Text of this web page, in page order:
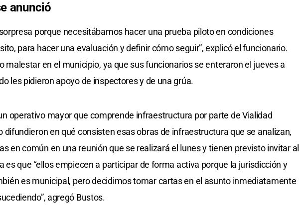
anunció
porque necesitábamos hacer una prueba piloto en condiciones
para hacer una evaluación y definir cómo seguir”, explicó el funcionario.
malestar en el municipio, ya que sus funcionarios se enteraron el jueves a
les pidieron apoyo de inspectores y de una grúa.
operativo mayor que comprende infraestructura por parte de Vialidad
difundieron en qué consisten esas obras de infraestructura que se analizan,
en común en una reunión que se realizará el lunes y tienen previsto invitar al
es que “ellos empiecen a participar de forma activa porque la jurisdicción y
es municipal, pero decidimos tomar cartas en el asunto inmediatamente
agregó Bustos.